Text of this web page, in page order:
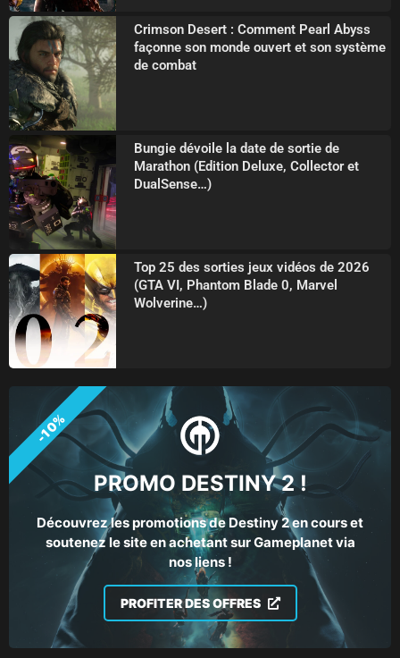
Crimson Desert : Comment Pearl Abyss
façonne son monde ouvert et son système
de combat
Bungie dévoile la date de sortie de
Marathon (Edition Deluxe, Collector et
DualSense…)
Top 25 des sorties jeux vidéos de 2026
(GTA VI, Phantom Blade 0, Marvel
Wolverine…)
PROMO DESTINY 2 !
Découvrez les promotions de Destiny 2 en cours et
soutenez le site en achetant sur Gameplanet via
nos liens !
PROFITER DES OFFRES
-10%